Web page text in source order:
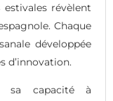
estivales révèlent
Chaque
développée
d’innovation.
sa capacité à